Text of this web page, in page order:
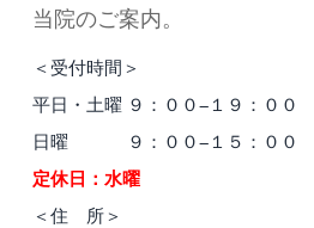
当院のご案内。
＜受付時間＞
平日・土曜 ９：００−１９：００
日曜 ９：００−１５：００
定休日：水曜
＜住 所＞